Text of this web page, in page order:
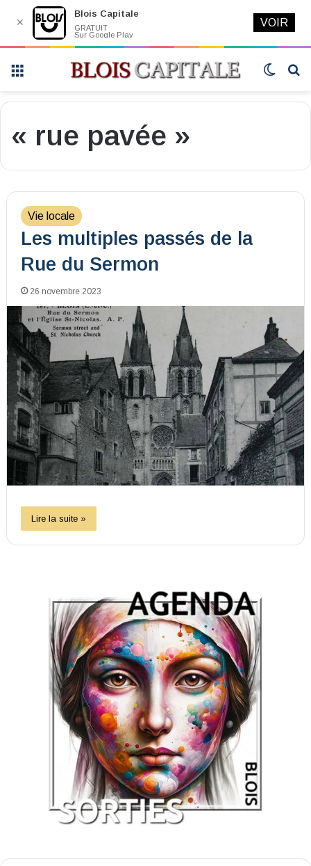
Switch
« rue pavée »
Vie locale
Les multiples passés de la
Rue du Sermon
26 novembre 2023
Lire la suite »
✕
Blois Capitale
GRATUIT
Sur Google Play
VOIR